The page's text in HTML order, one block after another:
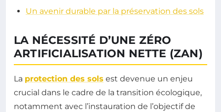
Un avenir durable par la préservation des sols
LA NÉCESSITÉ D’UNE ZÉRO
ARTIFICIALISATION NETTE (ZAN)
La protection des sols est devenue un enjeu
crucial dans le cadre de la transition écologique,
notamment avec l’instauration de l’objectif de